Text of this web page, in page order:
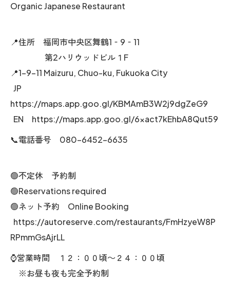
Organic Japanese Restaurant
📍住所 福岡市中央区舞鶴1‐9‐11
第2ハリウッドビル１F
📍1-9-11 Maizuru, Chuo-ku, Fukuoka City
JP
https://maps.app.goo.gl/KBMAmB3W2j9dgZeG9
EN https://maps.app.goo.gl/6xact7kEhbA8Qut59
📞電話番号 080-6452-6635
🟢不定休 予約制
🟢Reservations required
🟢ネット予約 Online Booking
https://autoreserve.com/restaurants/FmHzyeW8P
RPmmGsAjrLL
⌚営業時間 １２：００頃～２４：００頃
※お昼も夜も完全予約制